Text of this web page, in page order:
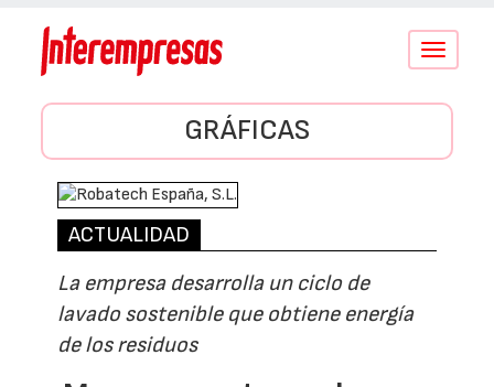
Conmutar
GRÁFICAS
ACTUALIDAD
La empresa desarrolla un ciclo de
lavado sostenible que obtiene energía
de los residuos